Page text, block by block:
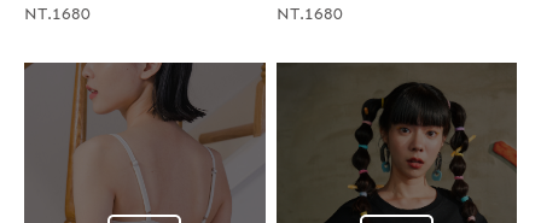
NT.1680
NT.1680